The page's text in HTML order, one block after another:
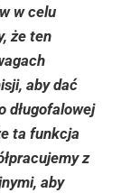
w celu
że ten
aby dać
długofalowej
ta funkcja
z
aby